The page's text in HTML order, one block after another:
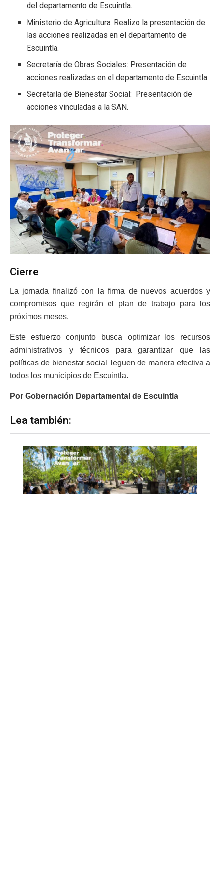
del departamento de Escuintla.
Ministerio de Agricultura: Realizo la presentación de
las acciones realizadas en el departamento de
Escuintla.
Secretaría de Obras Sociales: Presentación de
acciones realizadas en el departamento de Escuintla.
Secretaría de Bienestar Social: Presentación de
acciones vinculadas a la SAN.
Cierre
La jornada finalizó con la firma de nuevos acuerdos y
compromisos que regirán el plan de trabajo para los
próximos meses.
Este esfuerzo conjunto busca optimizar los recursos
administrativos y técnicos para garantizar que las
políticas de bienestar social lleguen de manera efectiva a
todos los municipios de Escuintla.
Por Gobernación Departamental de Escuintla
Lea también: